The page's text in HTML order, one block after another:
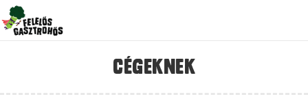
Cégeknek